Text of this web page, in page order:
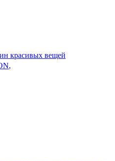
красивых вещей
,